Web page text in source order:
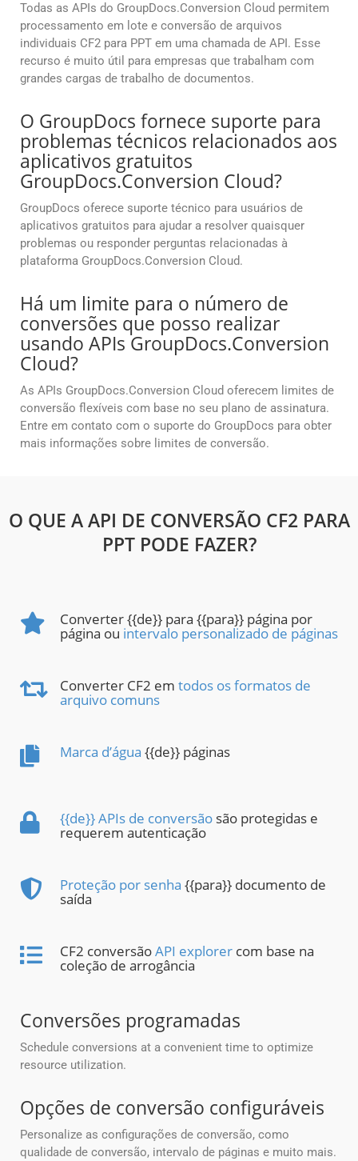
Todas as APIs do GroupDocs.Conversion Cloud permitem
processamento em lote e conversão de arquivos
individuais CF2 para PPT em uma chamada de API. Esse
recurso é muito útil para empresas que trabalham com
grandes cargas de trabalho de documentos.
O GroupDocs fornece suporte para
problemas técnicos relacionados aos
aplicativos gratuitos
GroupDocs.Conversion Cloud?
GroupDocs oferece suporte técnico para usuários de
aplicativos gratuitos para ajudar a resolver quaisquer
problemas ou responder perguntas relacionadas à
plataforma GroupDocs.Conversion Cloud.
Há um limite para o número de
conversões que posso realizar
usando APIs GroupDocs.Conversion
Cloud?
As APIs GroupDocs.Conversion Cloud oferecem limites de
conversão flexíveis com base no seu plano de assinatura.
Entre em contato com o suporte do GroupDocs para obter
mais informações sobre limites de conversão.
O QUE A API DE CONVERSÃO CF2 PARA
PPT PODE FAZER?
Converter {{de}} para {{para}} página por
página ou intervalo personalizado de páginas
Converter CF2 em todos os formatos de
arquivo comuns
Marca d’água {{de}} páginas
{{de}} APIs de conversão são protegidas e
requerem autenticação
Proteção por senha {{para}} documento de
saída
CF2 conversãoAPI explorer com base na
coleção de arrogância
Conversões programadas
Schedule conversions at a convenient time to optimize
resource utilization.
Opções de conversão configuráveis
Personalize as configurações de conversão, como
qualidade de conversão, intervalo de páginas e muito mais.